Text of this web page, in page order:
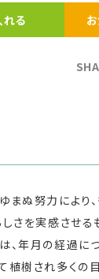
れる
まぬ努力により
さを実感させる
、年月の経過に
植樹され多くの